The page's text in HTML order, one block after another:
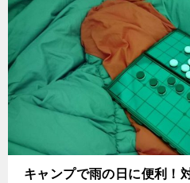
キャンプで雨の日に便利！